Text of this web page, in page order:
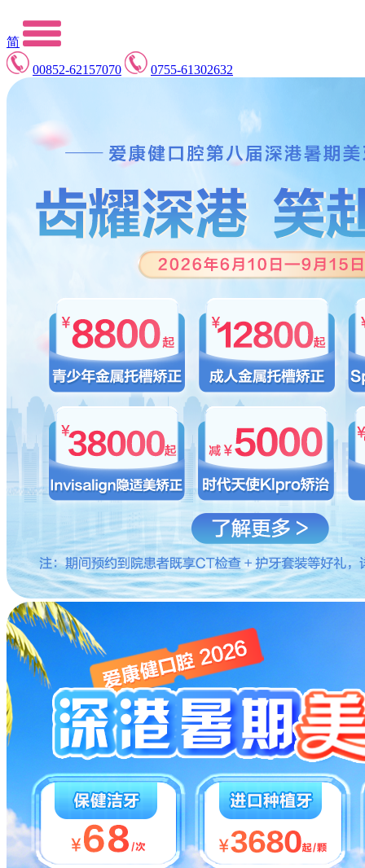
简
00852-62157070
0755-61302632